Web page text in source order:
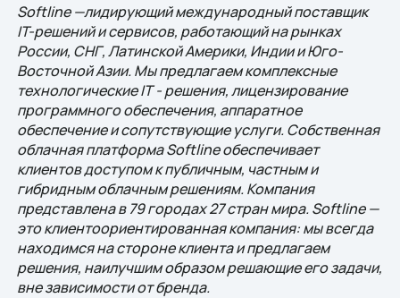
Softline —лидирующий международный поставщик
IT-решений и сервисов, работающий на рынках
России, СНГ, Латинской Америки, Индии и Юго-
Восточной Азии. Мы предлагаем комплексные
технологические IT - решения, лицензирование
программного обеспечения, аппаратное
обеспечение и сопутствующие услуги. Собственная
облачная платформа Softline обеспечивает
клиентов доступом к публичным, частным и
гибридным облачным решениям. Компания
представлена в 79 городах 27 стран мира. Softline —
это клиентоориентированная компания: мы всегда
находимся на стороне клиента и предлагаем
решения, наилучшим образом решающие eго задачи,
вне зависимости от бренда.